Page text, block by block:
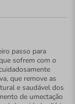
passo para
sofrem com o
que remove as
e saudável dos
de umectação